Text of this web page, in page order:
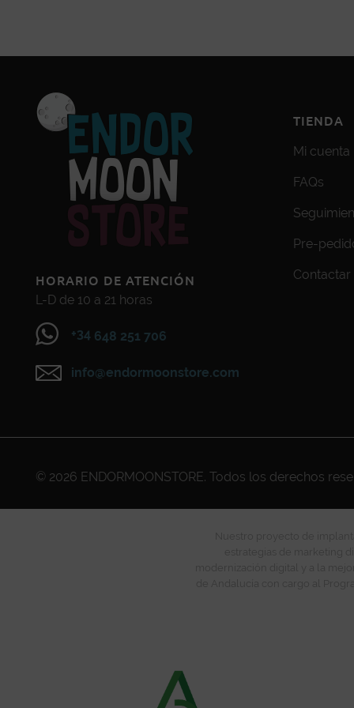
HORARIO DE ATENCIÓN
L-D de 10 a 21 horas
+34 648 251 706
info@endormoonstore.com
TIENDA
Mi cuenta
FAQs
Pre-
Contactar
© 2026 ENDORMOONSTORE. Todos los derechos